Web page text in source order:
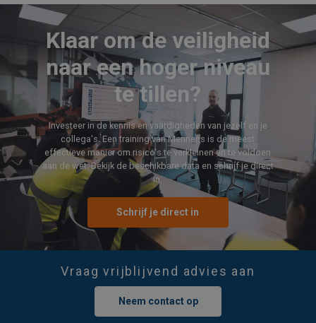
Klaar om de veiligheid
naar een hoger niveau
te tillen?
Investeer in de kennis en vaardigheden van jezelf en je
collega's. Een training van Mennens is de meest
effectieve manier om risico's te verkleinen en te voldoen
aan de wet. Bekijk de beschikbare data en schrijf je direct
in.
Schrijf je direct in
Vraag vrijblijvend advies aan
Neem contact op